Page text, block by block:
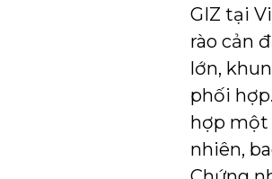
GIZ tại
rào cản
lớn,
phối
hợp một
nhiên,